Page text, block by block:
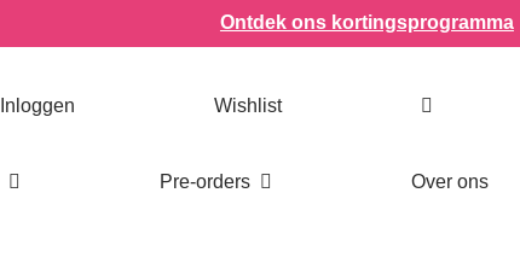
Ontdek ons kortingsprogramma
Inloggen Wishlist
Open Bookish items & cadeaus
Pre-orders Open Pre-ordersOver ons